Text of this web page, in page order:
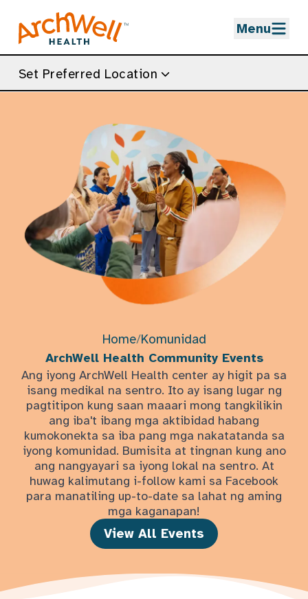
Menu
Set Preferred Location
Home/Komunidad
ArchWell Health Community Events
Ang iyong ArchWell Health center ay higit pa sa
isang medikal na sentro. Ito ay isang lugar ng
pagtitipon kung saan maaari mong tangkilikin
ang iba't ibang mga aktibidad habang
kumokonekta sa iba pang mga nakatatanda sa
iyong komunidad. Bumisita at tingnan kung ano
ang nangyayari sa iyong lokal na sentro. At
huwag kalimutang i-follow kami sa Facebook
para manatiling up-to-date sa lahat ng aming
mga kaganapan!
View All Events